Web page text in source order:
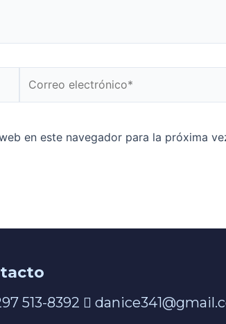
en este navegador para la próxima
513-8392